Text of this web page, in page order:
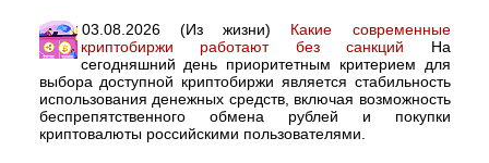
03.08.2026 (Из жизни) Какие современные
криптобиржи работают без санкций На
сегодняшний день приоритетным критерием для
выбора доступной криптобиржи является стабильность
использования денежных средств, включая возможность
беспрепятственного обмена рублей и покупки
криптовалюты российскими пользователями.